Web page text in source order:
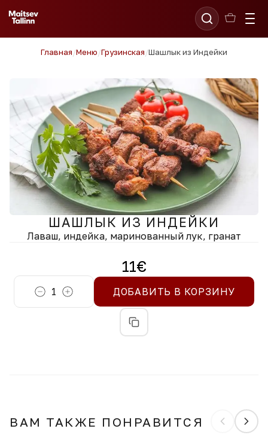
Главная/Меню/Грузинская/Шашлык из Индейки
ШАШЛЫК ИЗ ИНДЕЙКИ
Лаваш, индейка, маринованный лук, гранат
11€
1 ДОБАВИТЬ В КОРЗИНУ
ВАМ ТАКЖЕ ПОНРАВИТСЯ